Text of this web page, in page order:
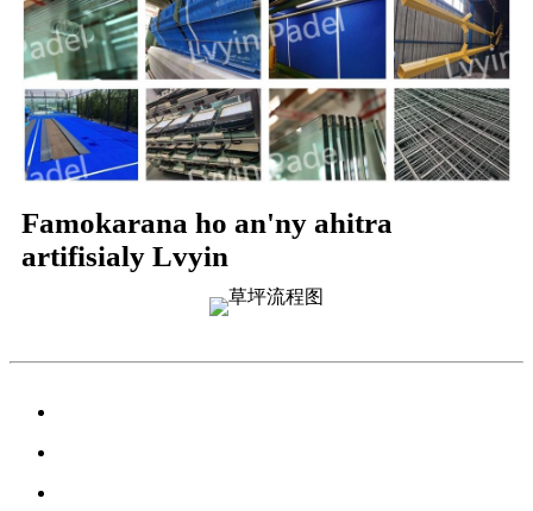
Famokarana ho an'ny ahitra
artifisialy Lvyin